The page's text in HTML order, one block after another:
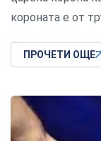
короната е от
ПРОЧЕТИ ОЩЕ